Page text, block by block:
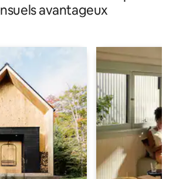
avantageux